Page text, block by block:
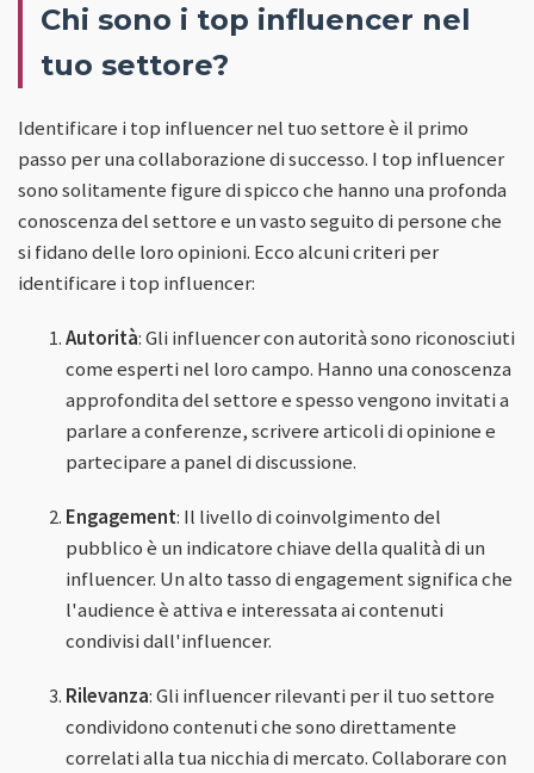
Chi sono i top influencer nel
tuo settore?
Identificare i top influencer nel tuo settore è il primo
passo per una collaborazione di successo. I top influencer
sono solitamente figure di spicco che hanno una profonda
conoscenza del settore e un vasto seguito di persone che
si fidano delle loro opinioni. Ecco alcuni criteri per
identificare i top influencer:
Autorità: Gli influencer con autorità sono riconosciuti
come esperti nel loro campo. Hanno una conoscenza
approfondita del settore e spesso vengono invitati a
parlare a conferenze, scrivere articoli di opinione e
partecipare a panel di discussione.
Engagement: Il livello di coinvolgimento del
pubblico è un indicatore chiave della qualità di un
influencer. Un alto tasso di engagement significa che
l'audience è attiva e interessata ai contenuti
condivisi dall'influencer.
Rilevanza: Gli influencer rilevanti per il tuo settore
condividono contenuti che sono direttamente
correlati alla tua nicchia di mercato. Collaborare con